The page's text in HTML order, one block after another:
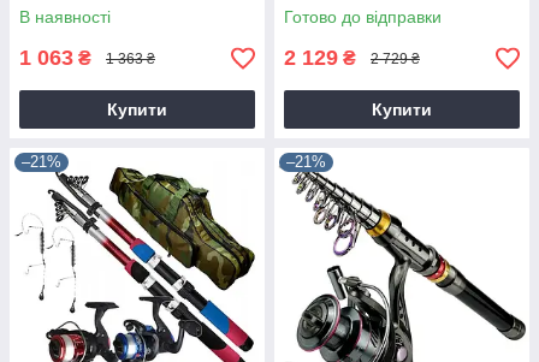
В наявності
1 063 ₴ 1 363 ₴
Купити
Готово до відправки
2 129 ₴ 2 729 ₴
Купити
–21% –21%